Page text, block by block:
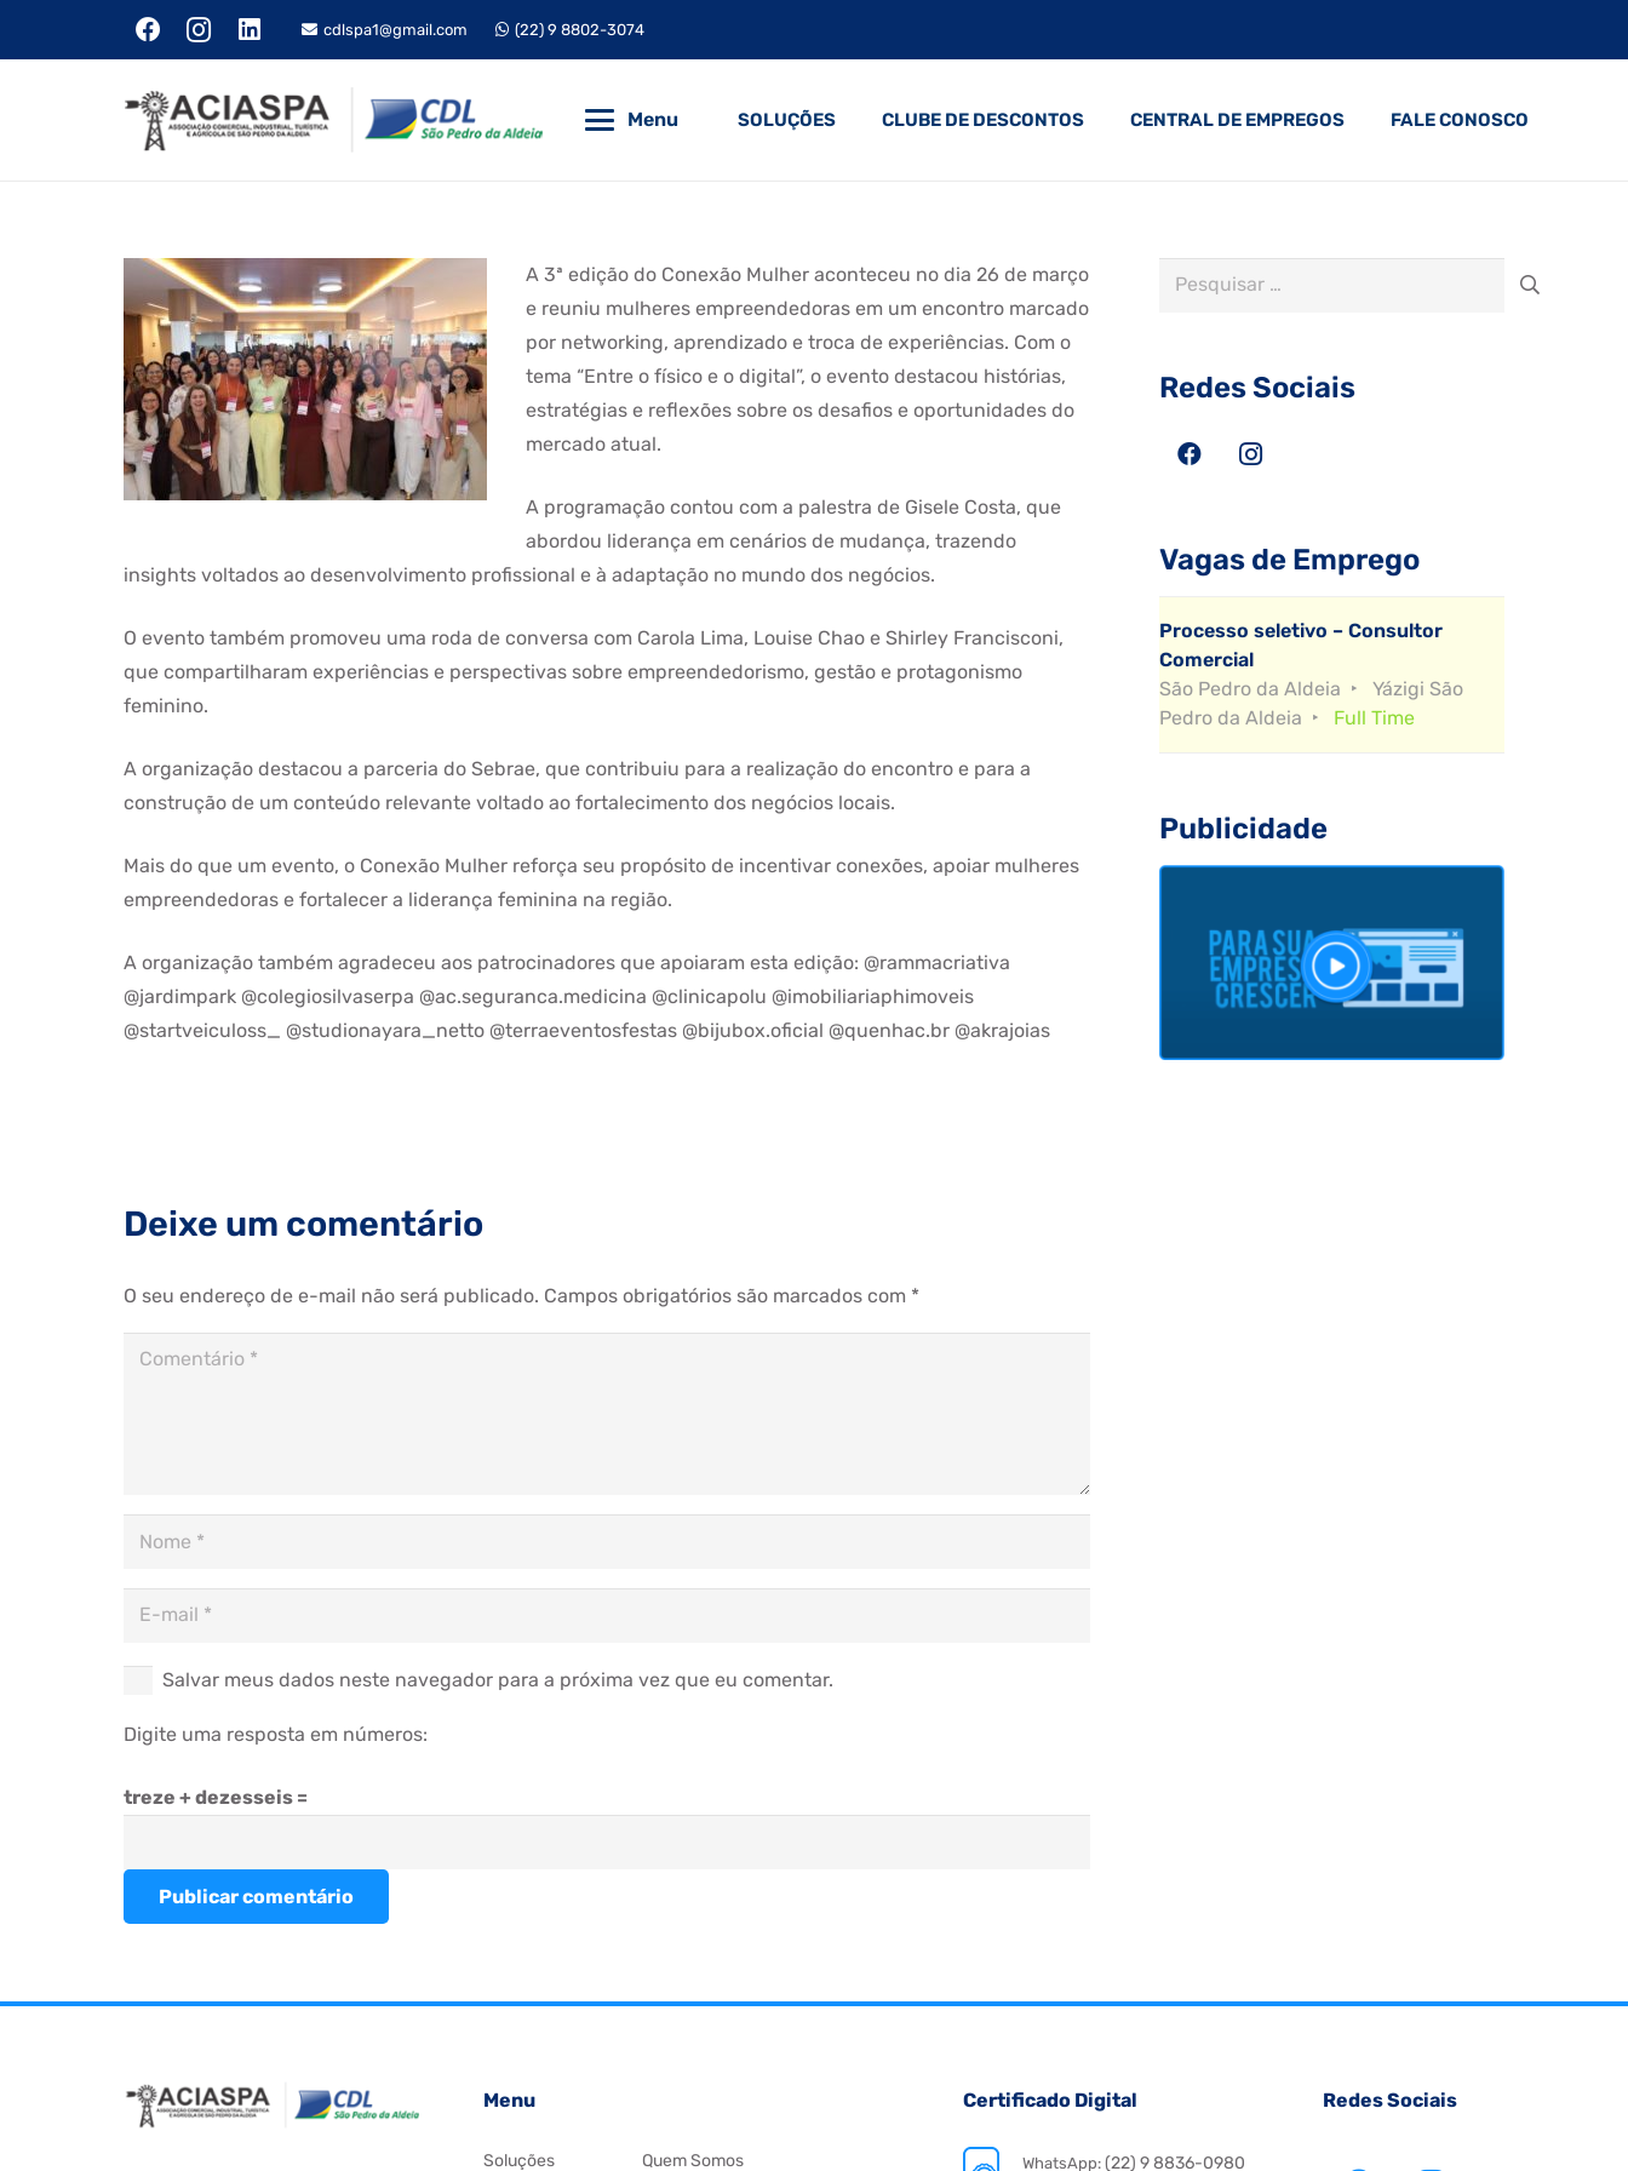
cdlspa1@gmail.com (22) 9 8802-3074
Menu SOLUÇÕES CLUBE DE DESCONTOS CENTRAL DE EMPREGOS FALE CONOSCO
A 3ª edição do Conexão Mulher aconteceu no dia 26 de março
e reuniu mulheres empreendedoras em um encontro marcado
por networking, aprendizado e troca de experiências. Com o
tema “Entre o físico e o digital”, o evento destacou histórias,
estratégias e reflexões sobre os desafios e oportunidades do
mercado atual.
A programação contou com a palestra de Gisele Costa, que
abordou liderança em cenários de mudança, trazendo
insights voltados ao desenvolvimento profissional e à adaptação no mundo dos negócios.
O evento também promoveu uma roda de conversa com Carola Lima, Louise Chao e Shirley Francisconi,
que compartilharam experiências e perspectivas sobre empreendedorismo, gestão e protagonismo
feminino.
A organização destacou a parceria do Sebrae, que contribuiu para a realização do encontro e para a
construção de um conteúdo relevante voltado ao fortalecimento dos negócios locais.
Mais do que um evento, o Conexão Mulher reforça seu propósito de incentivar conexões, apoiar mulheres
empreendedoras e fortalecer a liderança feminina na região.
A organização também agradeceu aos patrocinadores que apoiaram esta edição: @rammacriativa
@jardimpark @colegiosilvaserpa @ac.seguranca.medicina @clinicapolu @imobiliariaphimoveis
@startveiculoss_ @studionayara_netto @terraeventosfestas @bijubox.oficial @quenhac.br @akrajoias
Deixe um comentário
O seu endereço de e-mail não será publicado. Campos obrigatórios são marcados com *
Salvar meus dados neste navegador para a próxima vez que eu comentar.
Digite uma resposta em números:
treze + dezesseis =
Publicar comentário
Pesquisar
Redes Sociais
Vagas de Emprego
Processo seletivo – Consultor
Comercial
São Pedro da Aldeia
Yázigi São
Pedro da Aldeia
Full Time
Publicidade
Menu
Soluções Quem Somos
Certificado Digital
WhatsApp:(22) 9 8836-0980
Redes Sociais